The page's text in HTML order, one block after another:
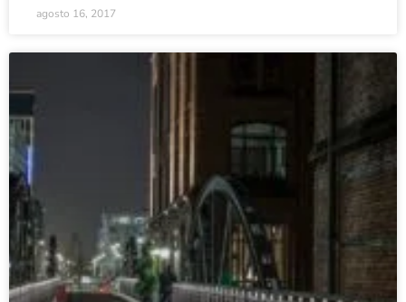
agosto 16, 2017